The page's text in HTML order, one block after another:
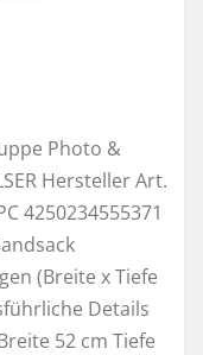
Photo &
Hersteller Art.
4250234555371
(Breite x Tiefe
Details
52 cm Tiefe